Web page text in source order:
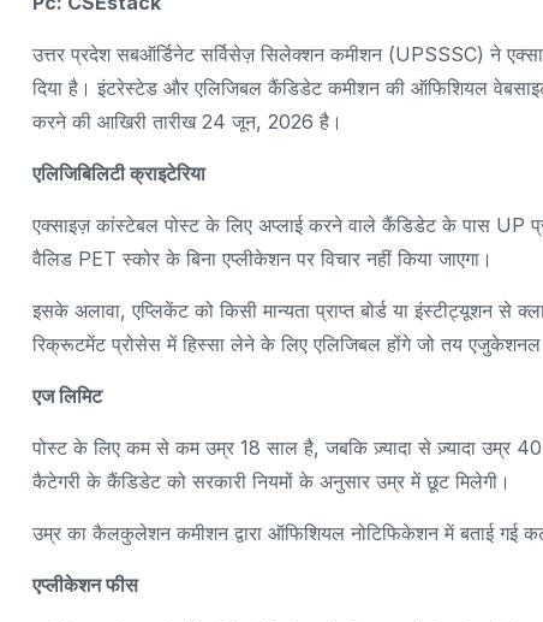
उत्तर प्रदेश सबऑर्डिनेट सर्विसेज़ सिलेक्शन कमीशन (UPSSSC) ने
दिया है। इंटरेस्टेड और एलिजिबल कैंडिडेट कमीशन की ऑफिशियल
करने की आखिरी तारीख 24 जून, 2026 है।
एलिजिबिलिटी क्राइटेरिया
एक्साइज़ कांस्टेबल पोस्ट के लिए अप्लाई करने वाले कैंडिडेट के पास UP
वैलिड PET स्कोर के बिना एप्लीकेशन पर विचार नहीं किया जाएगा।
इसके अलावा, एप्लिकेंट को किसी मान्यता प्राप्त बोर्ड या इंस्टीट्यूशन से
रिक्रूटमेंट प्रोसेस में हिस्सा लेने के लिए एलिजिबल होंगे जो तय
एज लिमिट
पोस्ट के लिए कम से कम उम्र 18 साल है, जबकि ज़्यादा से ज़्यादा उम्र
कैटेगरी के कैंडिडेट को सरकारी नियमों के अनुसार उम्र में छूट मिलेगी।
उम्र का कैलकुलेशन कमीशन द्वारा ऑफिशियल नोटिफिकेशन में बताई गई
एप्लीकेशन फीस